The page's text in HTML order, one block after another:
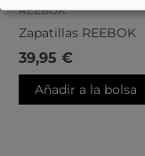
REEBOK
Zapatillas REEBOK
100200971 Rojo Para
39,95 €
Añadir a la bolsa